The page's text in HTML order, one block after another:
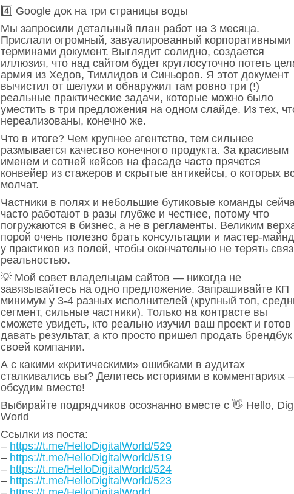
4️⃣ Google док на три страницы воды
Мы запросили детальный план работ на 3 месяца.
Прислали огромный, завуалированный корпоративными
терминами документ. Выглядит солидно, создается
иллюзия, что над сайтом будет круглосуточно потеть
армия из Хедов, Тимлидов и Синьоров. Я этот документ
вычистил от шелухи и обнаружил там ровно три (!)
реальные практические задачи, которые можно было
уместить в три предложения на одном слайде. Из тех,
нереализованы, конечно же.
Что в итоге? Чем крупнее агентство, тем сильнее
размывается качество конечного продукта. За красивым
именем и сотней кейсов на фасаде часто прячется
конвейер из стажеров и скрытые антикейсы, о которых
молчат.
Частники в полях и небольшие бутиковые команды
часто работают в разы глубже и честнее, потому что
погружаются в бизнес, а не в регламенты. Великим
порой очень полезно брать консультации и мастер-
у практиков из полей, чтобы окончательно не терять
реальностью.
💡 Мой совет владельцам сайтов — никогда не
завязывайтесь на одно предложение. Запрашивайте КП
минимум у 3-4 разных исполнителей (крупный топ,
сегмент, сильные частники). Только на контрасте вы
сможете увидеть, кто реально изучил ваш проект и готов
давать результат, а кто просто пришел продать брендбук
своей компании.
А с какими «критическими» ошибками в аудитах
сталкивались вы? Делитесь историями в комментариях
обсудим вместе!
Выбирайте подрядчиков осознанно вместе с 👋 Hello,
World
Ссылки из поста:
– https://t.me/HelloDigitalWorld/529
– https://t.me/HelloDigitalWorld/519
– https://t.me/HelloDigitalWorld/524
– https://t.me/HelloDigitalWorld/523